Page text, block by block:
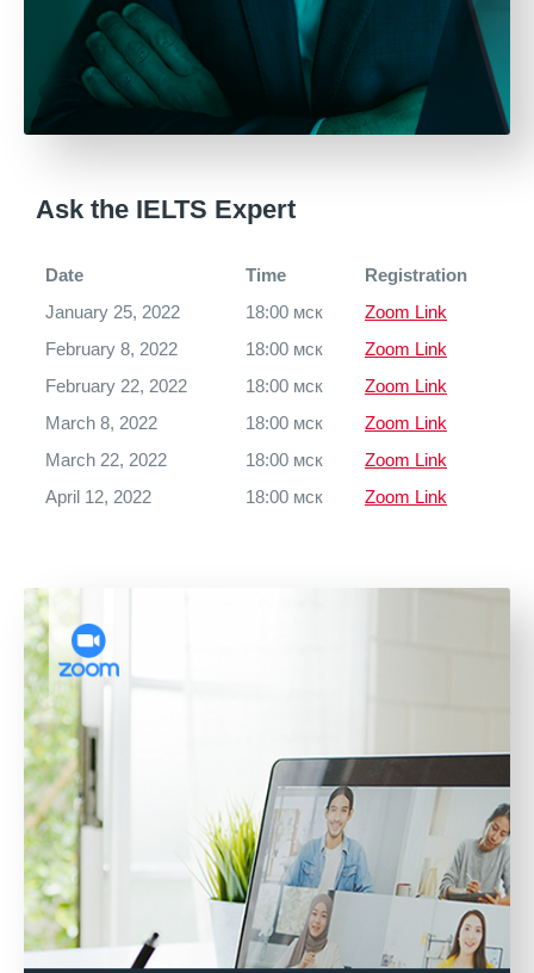
Ask the IELTS Expert
Date Time
Registration
January 25, 2022
18:00 мск
Zoom Link
February 8, 2022
18:00 мск
Zoom Link
February 22, 2022
18:00 мск
Zoom Link
March 8, 2022
18:00 мск
Zoom Link
March 22, 2022
18:00 мск
Zoom Link
April 12, 2022
18:00 мск Zoom Link